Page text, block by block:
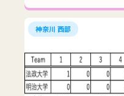
神奈川 西部